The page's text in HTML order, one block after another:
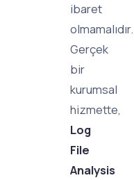
ibaret
olmamalıdır.
Gerçek
bir
kurumsal
hizmette,
Log
File
Analysis